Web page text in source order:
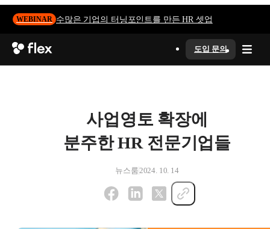
WEBINAR 수많은 기업의 터닝포인트를 만든 HR 셋업
도입 문의
사업영토 확장에
분주한 HR 전문기업들
뉴스룸 2024. 10. 14